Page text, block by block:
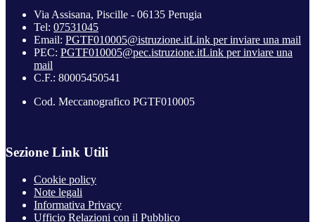
Via Assisana, Piscille - 06135 Perugia
Tel: 07531045
Email: PGTF010005@istruzione.itLink per inviare una mail
PEC: PGTF010005@pec.istruzione.itLink per inviare una
mail
C.F.: 80005450541
Cod. Meccanografico PGTF010005
Sezione Link Utili
Cookie policy
Note legali
Informativa Privacy
Ufficio Relazioni con il Pubblico